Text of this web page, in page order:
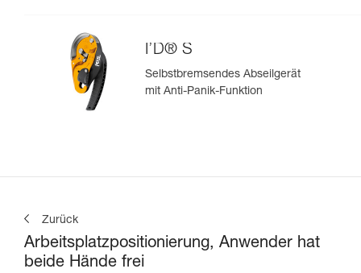
I’D® S
Selbstbremsendes Abseilgerät
mit Anti-Panik-Funktion
Zurück
Arbeitsplatzpositionierung, Anwender hat
beide Hände frei